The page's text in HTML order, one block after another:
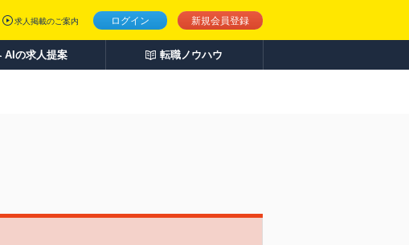
ログイン 新規会員登録
求人掲載のご案内
AIの求人提案 転職ノウハウ